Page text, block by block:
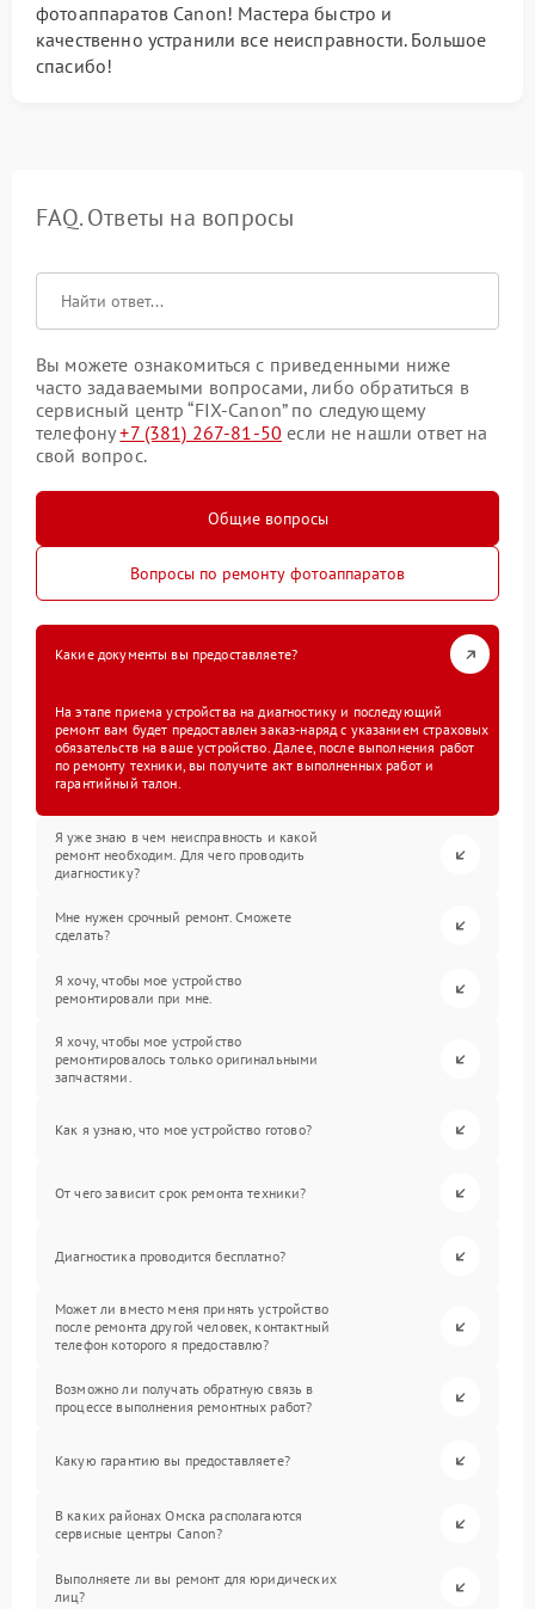
фотоаппаратов Canon! Мастера быстро и
качественно устранили все неисправности. Большое
спасибо!
FAQ. Ответы на вопросы
Вы можете ознакомиться с приведенными ниже
часто задаваемыми вопросами, либо обратиться в
сервисный центр “FIX-Canon” по следующему
телефону+7 (381) 267-81-50 если не нашли ответ на
свой вопрос.
Общие вопросы
Вопросы по ремонту фотоаппаратов
Какие документы вы предоставляете?
На этапе приема устройства на диагностику и последующий
ремонт вам будет предоставлен заказ-наряд с указанием страховых
обязательств на ваше устройство. Далее, после выполнения работ
по ремонту техники, вы получите акт выполненных работ и
гарантийный талон.
Я уже знаю в чем неисправность и какой
ремонт необходим. Для чего проводить
диагностику?
Мне нужен срочный ремонт. Сможете
сделать?
Я хочу, чтобы мое устройство
ремонтировали при мне.
Я хочу, чтобы мое устройство
ремонтировалось только оригинальными
запчастями.
Как я узнаю, что мое устройство готово?
От чего зависит срок ремонта техники?
Диагностика проводится бесплатно?
Может ли вместо меня принять устройство
после ремонта другой человек, контактный
телефон которого я предоставлю?
Возможно ли получать обратную связь в
процессе выполнения ремонтных работ?
Какую гарантию вы предоставляете?
В каких районах Омска располагаются
сервисные центры Canon?
Выполняете ли вы ремонт для юридических
лиц?